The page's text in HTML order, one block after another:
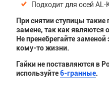
Подходит для осей AL-
При снятии ступицы
замене, так как являются
Не пренебрегайте заменой
кому-то жизни.
Гайки не поставляются в
используйте6-гранные.